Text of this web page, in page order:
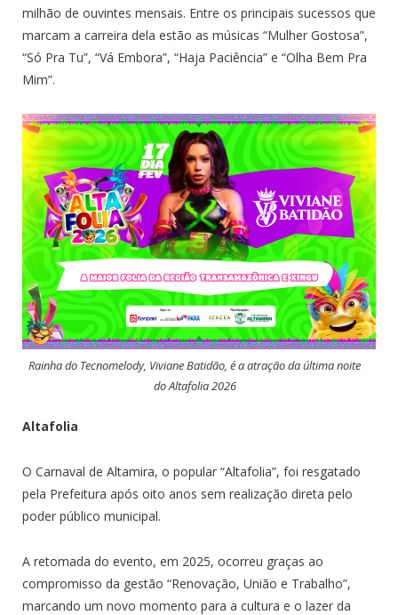
milhão de ouvintes mensais. Entre os principais sucessos que
marcam a carreira dela estão as músicas “Mulher Gostosa”,
“Só Pra Tu”, “Vá Embora”, “Haja Paciência” e “Olha Bem Pra
Mim”.
Rainha do Tecnomelody, Viviane Batidão, é a atração da última noite
do Altafolia 2026
Altafolia
O Carnaval de Altamira, o popular “Altafolia”, foi resgatado
pela Prefeitura após oito anos sem realização direta pelo
poder público municipal.
A retomada do evento, em 2025, ocorreu graças ao
compromisso da gestão “Renovação, União e Trabalho”,
marcando um novo momento para a cultura e o lazer da